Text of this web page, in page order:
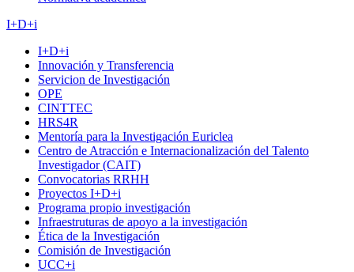
I+D+i
I+D+i
Innovación y Transferencia
Servicion de Investigación
OPE
CINTTEC
HRS4R
Mentoría para la Investigación Euriclea
Centro de Atracción e Internacionalización del Talento
Investigador (CAIT)
Convocatorias RRHH
Proyectos I+D+i
Programa propio investigación
Infraestruturas de apoyo a la investigación
Ética de la Investigación
Comisión de Investigación
UCC+i